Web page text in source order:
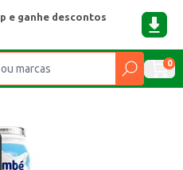
e ganhe descontos
0